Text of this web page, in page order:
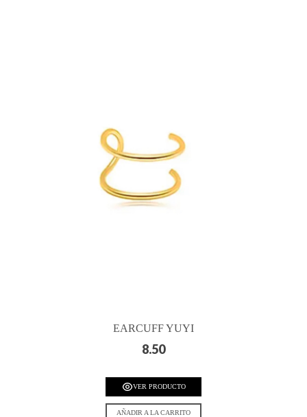
EARCUFF YUYI
8.50
VER PRODUCTO
AÑADIR A LA CARRITO